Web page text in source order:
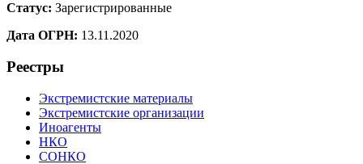
Статус: Зарегистрированные
Дата ОГРН: 13.11.2020
Реестры
Экстремистские материалы
Экстремистские организации
Иноагенты
НКО
СОНКО